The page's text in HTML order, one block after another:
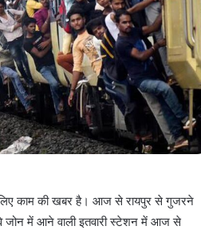
लिए काम की खबर है। आज से रायपुर से गुजरने
जोन में आने वाली इतवारी स्टेशन में आज से